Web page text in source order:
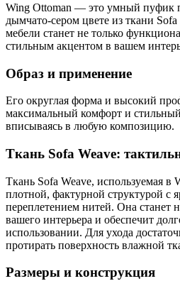
Wing Ottoman — это умный пуфик
дымчато-сером цвете из ткани
мебели станет не только
стильным акцентом в вашем
Образ и применение
Его округлая форма и высокий
максимальный комфорт и
вписываясь в любую композицию.
Ткань Sofa Weave:
Ткань Sofa Weave, используемая в
плотной, фактурной структурой с
переплетением нитей. Она станет
вашего интерьера и обеспечит
использовании. Для ухода
протирать поверхность влажной
Размеры и конструкция